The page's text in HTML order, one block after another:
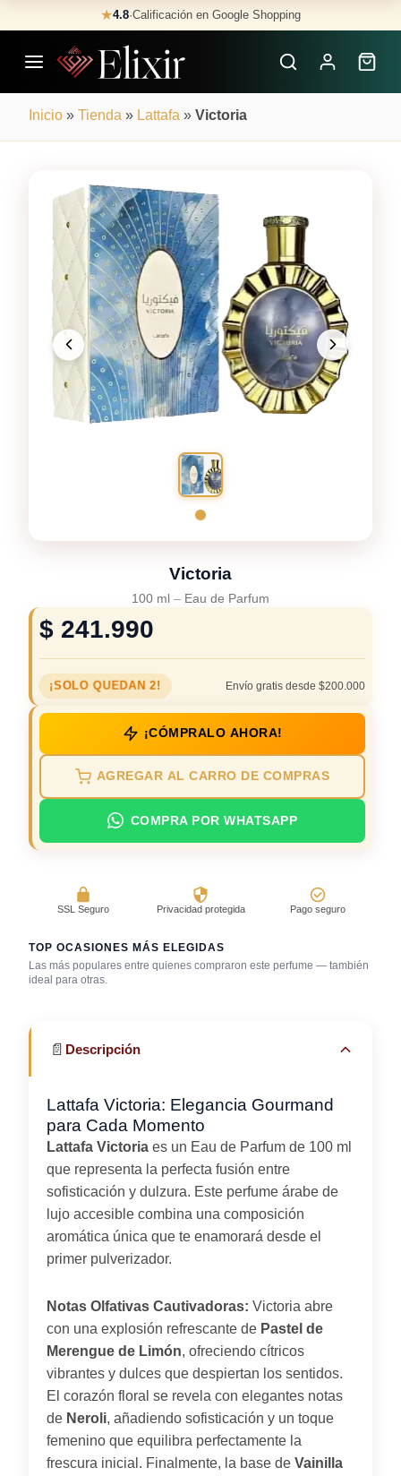
to
content
★4.8·Calificación en Google Shopping
Inicio » Tienda » Lattafa » Victoria
Victoria
100 ml – Eau de Parfum
$ 241.990
¡SOLO QUEDAN 2! Envío gratis desde $200.000
¡CÓMPRALO AHORA!
AGREGAR AL CARRO DE COMPRAS
COMPRA POR WHATSAPP
SSL Seguro Privacidad protegida Pago seguro
TOP OCASIONES MÁS ELEGIDAS
Las más populares entre quienes compraron este perfume — también
ideal para otras.
Primera cita
Salida casual de
📄 Descripción
Lattafa Victoria: Elegancia Gourmand
para Cada Momento
Lattafa Victoria es un Eau de Parfum de 100 ml
que representa la perfecta fusión entre
sofisticación y dulzura. Este perfume árabe de
lujo accesible combina una composición
aromática única que te enamorará desde el
primer pulverizador.
Notas Olfativas Cautivadoras: Victoria abre
con una explosión refrescante de Pastel de
Merengue de Limón, ofreciendo cítricos
vibrantes y dulces que despiertan los sentidos.
El corazón floral se revela con elegantes notas
de Neroli, añadiendo sofisticación y un toque
femenino que equilibra perfectamente la
frescura inicial. Finalmente, la base de Vainilla